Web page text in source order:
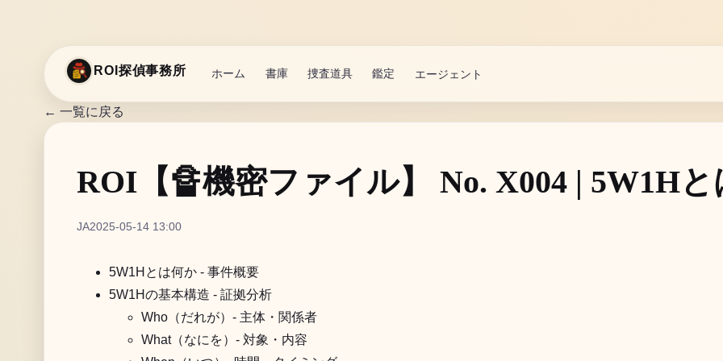
ROI探偵事務所 ホーム 書庫 捜査道具 鑑定 エージェント
← 一覧に戻る
ROI【🔏機密ファイル】 No. X004 | 5W1H
JA2025-05-14 13:00
5W1Hとは何か - 事件概要
5W1Hの基本構造 - 証拠分析
Who（だれが）- 主体・関係者
What（なにを）- 対象・内容